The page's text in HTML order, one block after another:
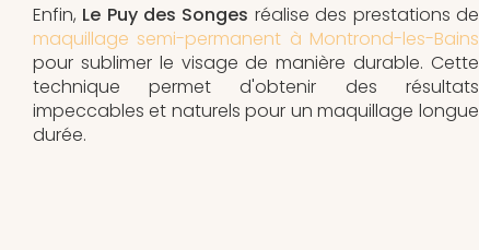
Enfin, Le Puy des Songes réalise des prestations de
maquillage semi-permanent à Montrond-les-Bains
pour sublimer le visage de manière durable. Cette
technique permet d'obtenir des résultats
impeccables et naturels pour un maquillage longue
durée.